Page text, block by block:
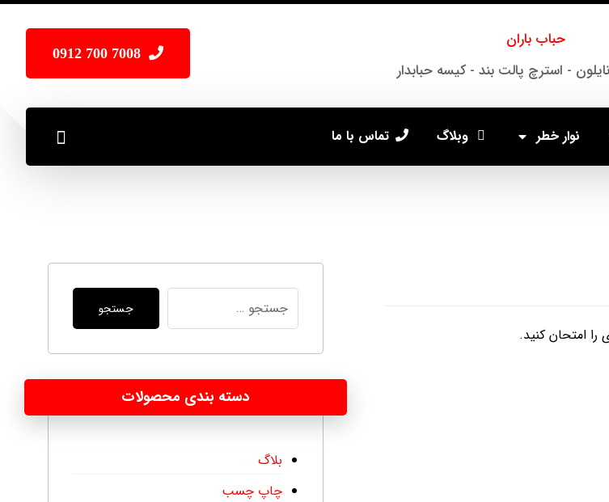
حباب باران
- استرچ پالت بند - کیسه حبابدار
7008 700 0912
نوار خطر وبلاگ تماس با ما
امتحان کنید.
جستجو
دسته بندی محصولات
بلاگ
چاپ چسب